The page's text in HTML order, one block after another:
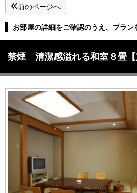
前のページへ
お部屋の詳細をご確認のうえ、プラン
禁煙 清潔感溢れる和室８畳【